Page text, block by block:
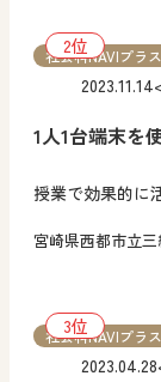
1人1台端末を
授業で効果的に
宮崎県西都市立
2023.11.14
社会科NAVIプラ
2023.04.28
社会科NAVIプラ